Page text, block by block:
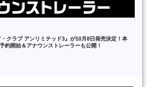
クラブ アンリミテッド3』が10月8日発売決定！本
約開始＆アナウンストレーラーも公開！